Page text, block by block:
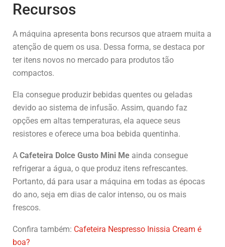
Recursos
A máquina apresenta bons recursos que atraem muita a
atenção de quem os usa. Dessa forma, se destaca por
ter itens novos no mercado para produtos tão
compactos.
Ela consegue produzir bebidas quentes ou geladas
devido ao sistema de infusão. Assim, quando faz
opções em altas temperaturas, ela aquece seus
resistores e oferece uma boa bebida quentinha.
A Cafeteira Dolce Gusto Mini Me ainda consegue
refrigerar a água, o que produz itens refrescantes.
Portanto, dá para usar a máquina em todas as épocas
do ano, seja em dias de calor intenso, ou os mais
frescos.
Confira também: Cafeteira Nespresso Inissia Cream é
boa?